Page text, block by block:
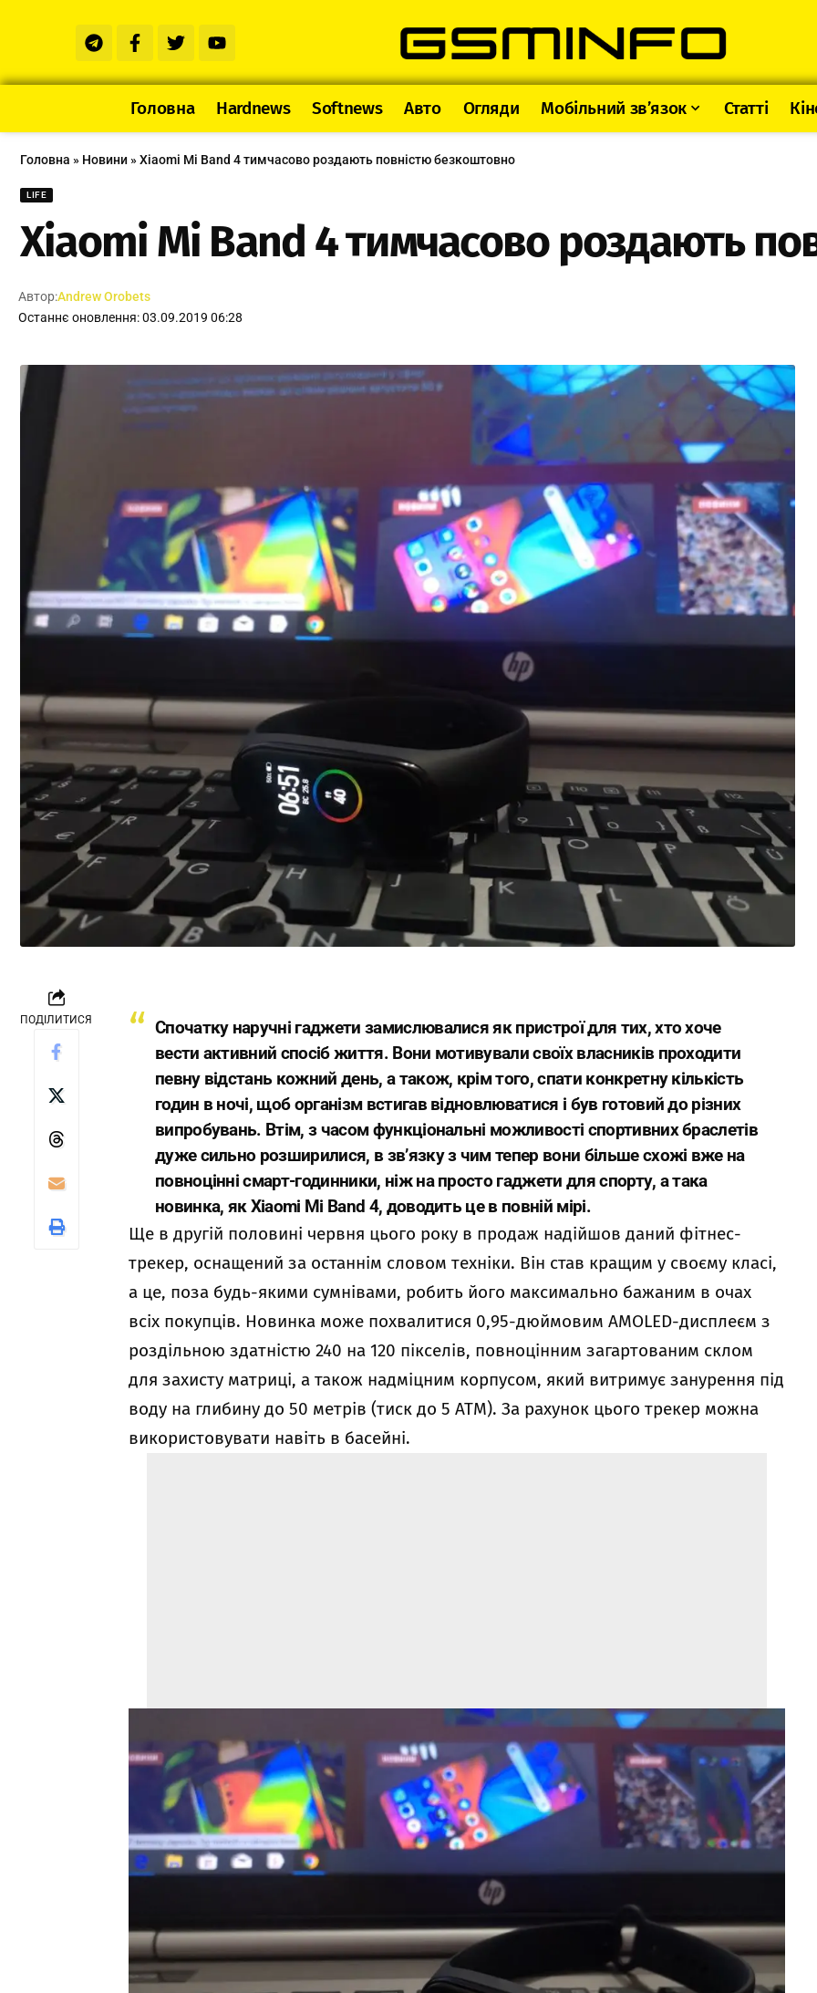
Головна Hardnews Softnews Авто Огляди Мобільний зв’язок Статті
Головна » Новини»Xiaomi Mi Band 4 тимчасово роздають повністю безкоштовно
LIFE
Xiaomi Mi Band 4 тимчасово роздають
Останнє оновлення: 03.09.2019 06:28
Автор:Andrew Orobets
ПОДІЛИТИСЯ
Спочатку наручні гаджети замислювалися як пристрої для тих, хто хоче
вести активний спосіб життя. Вони мотивували своїх власників проходити
певну відстань кожний день, а також, крім того, спати конкретну кількість
годин в ночі, щоб організм встигав відновлюватися і був готовий до різних
випробувань. Втім, з часом функціональні можливості спортивних браслетів
дуже сильно розширилися, в зв’язку з чим тепер вони більше схожі вже на
повноцінні смарт-годинники, ніж на просто гаджети для спорту, а така
новинка, як Xiaomi Mi Band 4, доводить це в повній мірі.
Ще в другій половині червня цього року в продаж надійшов даний фітнес-
трекер, оснащений за останнім словом техніки. Він став кращим у своєму класі,
а це, поза будь-якими сумнівами, робить його максимально бажаним в очах
всіх покупців. Новинка може похвалитися 0,95-дюймовим AMOLED-дисплеєм з
роздільною здатністю 240 на 120 пікселів, повноцінним загартованим склом
для захисту матриці, а також надміцним корпусом, який витримує занурення під
воду на глибину до 50 метрів (тиск до 5 АТМ). За рахунок цього трекер можна
використовувати навіть в басейні.